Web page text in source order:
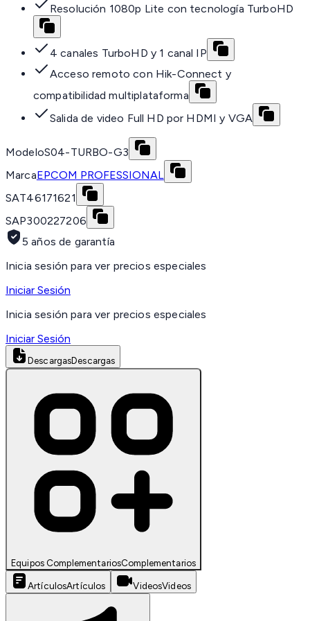
Resolución 1080p Lite con tecnología TurboHD
4 canales TurboHD y 1 canal IP
Acceso remoto con Hik-Connect y
compatibilidad multiplataforma
Salida de video Full HD por HDMI y VGA
ModeloS04-TURBO-G3
MarcaEPCOM PROFESSIONAL
SAT46171621
SAP300227206
5 años de garantía
Inicia sesión para ver precios especiales
Iniciar Sesión
Inicia sesión para ver precios especiales
Iniciar Sesión
DescargasDescargas
Equipos ComplementariosComplementarios
ArtículosArtículos VideosVideos